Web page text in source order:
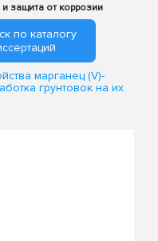
защита от коррозии
по каталогу
марганец (V)-
грунтовок на их